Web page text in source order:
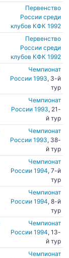
Первенство
России среди
клубов КФК 1992
Первенство
России среди
клубов КФК 1992
Чемпионат
России 1993, 3-й
тур
Чемпионат
России 1993, 21-
й тур
Чемпионат
России 1993, 38-
й тур
Чемпионат
России 1994, 7-й
тур
Чемпионат
России 1994, 8-й
тур
Чемпионат
России 1994, 13-
й тур
Чемпионат